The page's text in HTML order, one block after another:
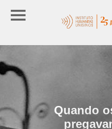
Quando